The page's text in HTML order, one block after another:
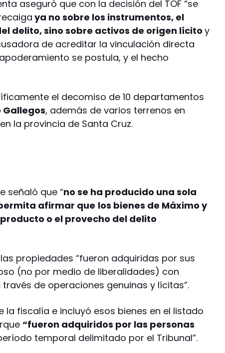
aseguró que con la decisión del TOF “se
ya no sobre los instrumentos, el
delito, sino sobre activos de origen lícitoy
de acreditar la vinculación directa
se postula, y el hecho
el decomiso de 10 departamentos
Gallegos, además de varios terrenos en
la provincia de Santa Cruz.
señaló que “no se ha producido una sola
afirmar que los bienes de Máximo y
o el provecho del delito
propiedades “fueron adquiridas por sus
(no por medio de liberalidades) con
de operaciones genuinas y lícitas”.
la fiscalía e incluyó esos bienes en el listado
“fueron adquiridos por las personas
temporal delimitado por el Tribunal”.